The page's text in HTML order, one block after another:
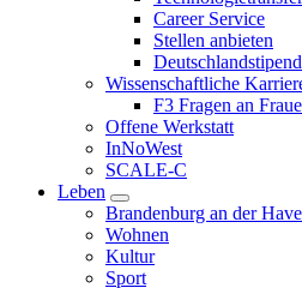
Career Service
Stellen anbieten
Wissenschaftliche
F3 Fragen an
Offene Werkstatt
InNoWest
SCALE-C
Leben
Brandenburg an der
Wohnen
Kultur
Sport